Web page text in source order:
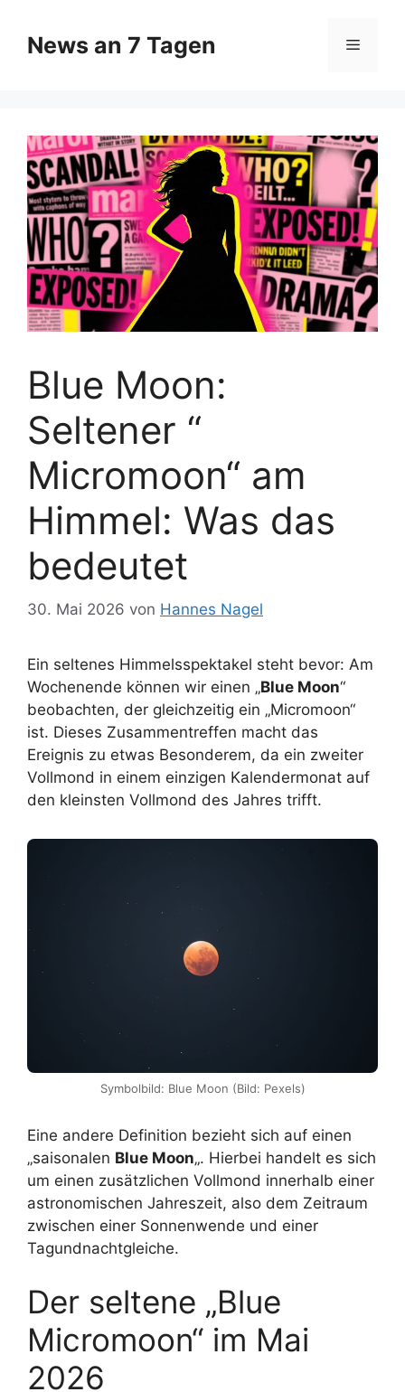
Inhalt
springen
News an 7 Tagen Menü
Blue Moon:
Seltener “
Micromoon“ am
Himmel: Was das
bedeutet
30. Mai 2026 von Hannes Nagel
Ein seltenes Himmelsspektakel steht bevor: Am
Wochenende können wir einen „Blue Moon“
beobachten, der gleichzeitig ein „Micromoon“
ist. Dieses Zusammentreffen macht das
Ereignis zu etwas Besonderem, da ein zweiter
Vollmond in einem einzigen Kalendermonat auf
den kleinsten Vollmond des Jahres trifft.
Symbolbild: Blue Moon (Bild: Pexels)
Eine andere Definition bezieht sich auf einen
„saisonalen Blue Moon„. Hierbei handelt es sich
um einen zusätzlichen Vollmond innerhalb einer
astronomischen Jahreszeit, also dem Zeitraum
zwischen einer Sonnenwende und einer
Tagundnachtgleiche.
Der seltene „Blue
Micromoon“ im Mai
2026